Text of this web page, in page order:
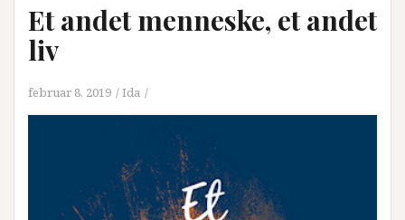
Et andet menneske, et andet
liv
februar 8, 2019 Ida